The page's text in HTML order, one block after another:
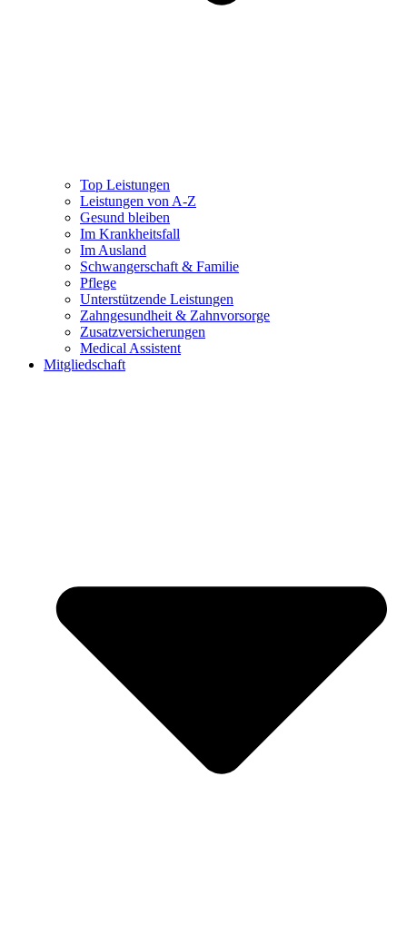
Top Leistungen
Leistungen von A-Z
Gesund bleiben
Im Krankheitsfall
Im Ausland
Schwangerschaft & Familie
Pflege
Unterstützende Leistungen
Zahngesundheit & Zahnvorsorge
Zusatzversicherungen
Medical Assistent
Mitgliedschaft